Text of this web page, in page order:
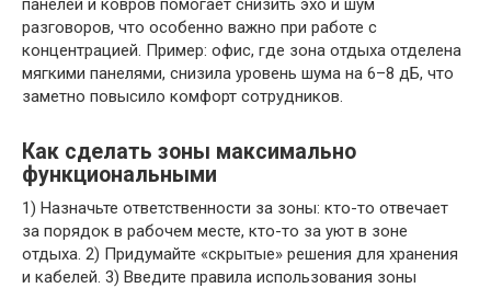
панелей и ковров помогает снизить эхо и шум
разговоров, что особенно важно при работе с
концентрацией. Пример: офис, где зона отдыха отделена
мягкими панелями, снизила уровень шума на 6–8 дБ, что
заметно повысило комфорт сотрудников.
Как сделать зоны максимально
функциональными
1) Назначьте ответственности за зоны: кто-то отвечает
за порядок в рабочем месте, кто-то за уют в зоне
отдыха. 2) Придумайте «скрытые» решения для хранения
и кабелей. 3) Введите правила использования зоны